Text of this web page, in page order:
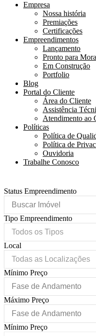
Empresa
Nossa história
Premiações
Certificações
Empreendimentos
Lançamento
Pronto para
Em Construção
Portfolio
Blog
Portal do Cliente
Área do Cliente
Assistência
Atendimento ao
Políticas
Política de
Política de
Ouvidoria
Trabalhe Conosco
Status Empreendimento
Buscar Imóvel
Tipo Empreendimento
Todos os Tipos
Local
Todas as Localizações
Mínimo Preço
Fase de Andamento
Máximo Preço
Fase de Andamento
Mínimo Preço